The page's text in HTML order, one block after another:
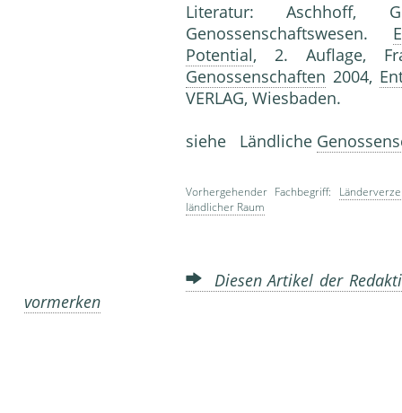
Literatur: Aschhoff,
Genossenschaftswesen.
Potential, 2. Auflage,
Genossenschaften 2004,
VERLAG, Wiesbaden.
siehe Ländliche
Vorhergehender Fachbegriff:
ländlicher Raum
Diesen Artikel der
vormerken